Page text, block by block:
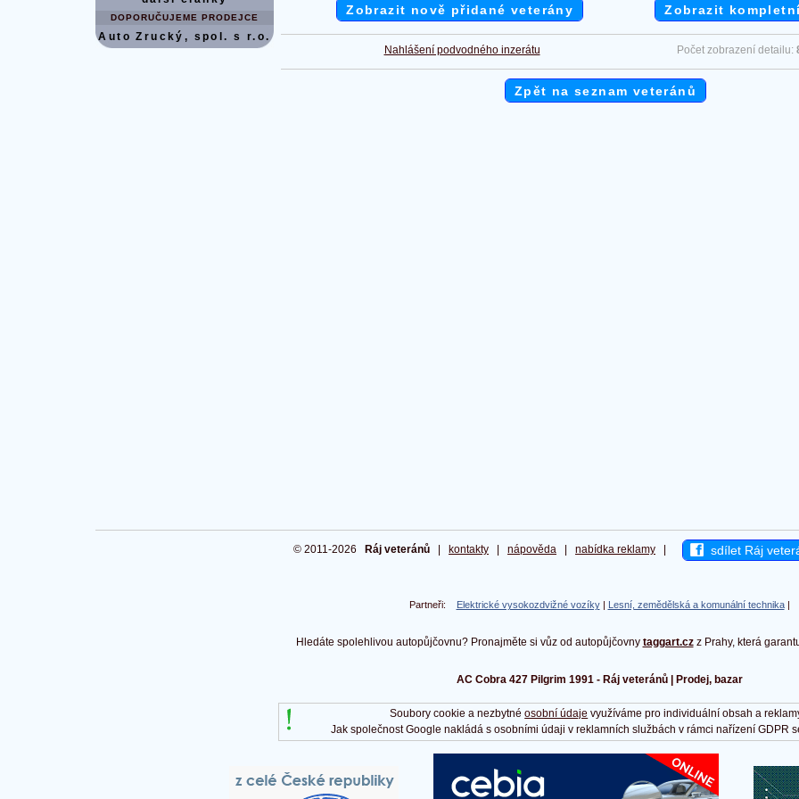
DOPORUČUJEME PRODEJCE
Auto Zrucký, spol. s r.o.
Zobrazit nově přidané veterány Zobrazit
Nahlášení podvodného inzerátu Počet zobrazení detailu:
Zpět na seznam veteránů
© 2011-2026 Ráj veteránů kontakty nápověda nabídka reklamy sdílet Ráj
Partneři: Elektrické vysokozdvižné vozíky| Lesní, zemědělská a komunální technika|
Hledáte spolehlivou autopůjčovnu? Pronajměte si vůz od autopůjčovny taggart.czz Prahy, která
AC Cobra 427 Pilgrim 1991 - Ráj veteránů | Prodej, bazar
Soubory cookie a nezbytnéosobní údaje využíváme pro individuální obsah a
Jak společnost Google nakládá s osobními údaji v reklamních službách v rámci nařízení GDPR